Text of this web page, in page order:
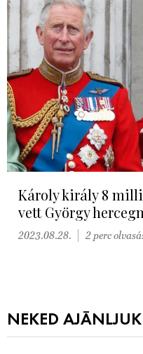
Károly király 8
vett György
2023.08.28. 2 perc
NEKED AJÁNLJUK